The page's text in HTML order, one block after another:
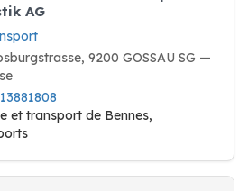
AG
9200 GOSSAU SG —
et transport de Bennes,